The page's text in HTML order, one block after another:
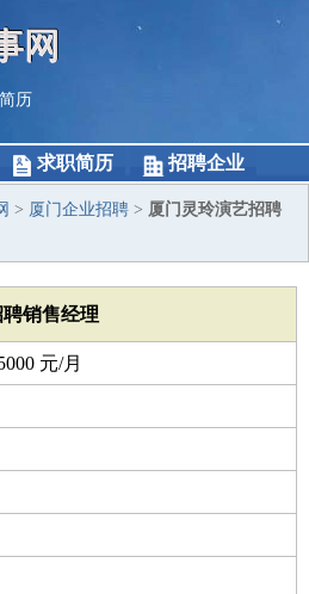
网
历
求职简历 招聘企业
> 厦门企业招聘 > 厦门灵玲演艺招聘
聘销售经理
元/月